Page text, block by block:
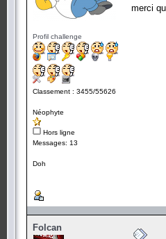
Profil challenge
Classement : 3455/55626
Néophyte
Hors ligne
Messages: 13
Doh
merci
Folcan